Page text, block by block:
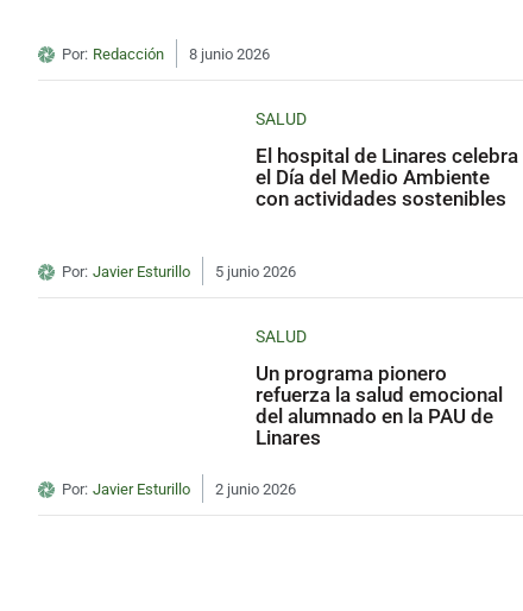
Por: Redacción 8 junio 2026
SALUD
El hospital de Linares celebra
el Día del Medio Ambiente
con actividades sostenibles
Por: Javier Esturillo 5 junio 2026
SALUD
Un programa pionero
refuerza la salud emocional
del alumnado en la PAU de
Linares
Por: Javier Esturillo 2 junio 2026